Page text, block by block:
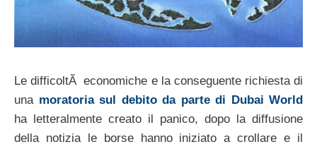
Le difficoltÃ economiche e la conseguente richiesta di
una moratoria sul debito da parte di Dubai World
ha letteralmente creato il panico, dopo la diffusione
della notizia le borse hanno iniziato a crollare e il